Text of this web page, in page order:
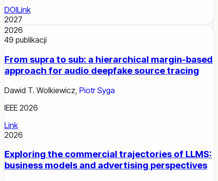
DOILink
2027
2026
49 publikacji
From supra to sub: a hierarchical margin-based
approach for audio deepfake source tracing
Dawid T. Wolkiewicz Piotr Syga
IEEE 2026
Link
2026
Exploring the commercial trajectories of LLMS:
business models and advertising perspectives